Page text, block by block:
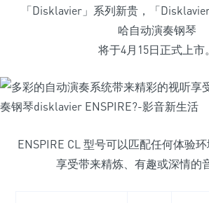
「Disklavier」系列新贵，「
哈自动演奏钢琴
将于4月15日正式上市。
ENSPIRE CL 型号可以匹配任何体验
享受带来精炼、有趣或深情的